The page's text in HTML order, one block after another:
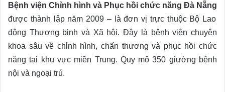
Bệnh viện Chỉnh hình và Phục hồi chức năng Đà Nẵng
được thành lập năm 2009 – là đơn vị trực thuộc Bộ Lao
động Thương binh và Xã hội. Đây là bệnh viện chuyên
khoa sâu về chỉnh hình, chấn thương và phục hồi chức
năng tại khu vực miền Trung. Quy mô 350 giường bệnh
nội và ngoại trú.